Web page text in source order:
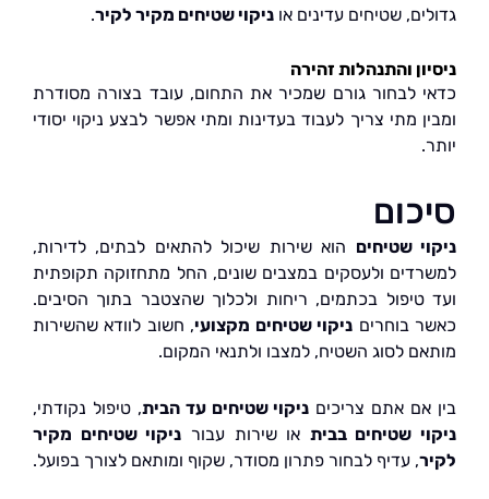
שטיחים עדינים אוניקוי שטיחים מקיר לקיר.
והתנהלות זהירה
לבחור גורם שמכיר את התחום, עובד בצורה מסודרת
מתי צריך לעבוד בעדינות ומתי אפשר לבצע ניקוי יסודי
שטיחים הוא שירות שיכול להתאים לבתים, לדירות,
ולעסקים במצבים שונים, החל מתחזוקה תקופתית
בכתמים, ריחות ולכלוך שהצטבר בתוך הסיבים.
בוחריםניקוי שטיחים מקצועי, חשוב לוודא שהשירות
לסוג השטיח, למצבו ולתנאי המקום.
אתם צריכיםניקוי שטיחים עד הבית, טיפול נקודתי,
שטיחים בביתאו שירות עבורניקוי שטיחים מקיר
, עדיף לבחור פתרון מסודר, שקוף ומותאם לצורך בפועל.